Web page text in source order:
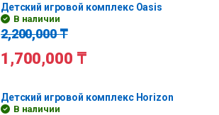
Детский игровой комплекс Oasis
В наличии
2,200,000₸
1,700,000 ₸
Детский игровой комплекс Horizon
В наличии